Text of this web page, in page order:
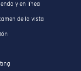
y en línea
de la vista